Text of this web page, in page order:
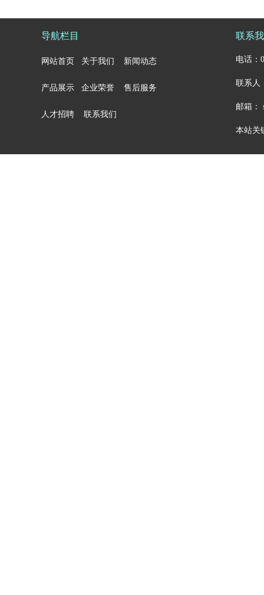
导航栏目
网站首页 关于我们 新闻动态
产品展示 企业荣誉 售后服务
人才招聘 联系我们
联系
电话：
联系人
邮箱：
本站关